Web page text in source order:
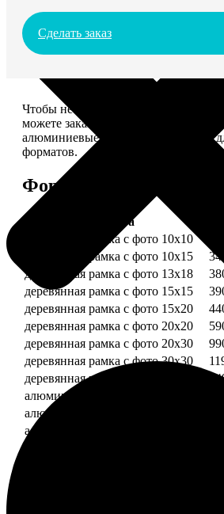
Сделать заказ
Чтобы не тратить время на поиск
можете заказать печать фото сразу
алюминиевые и деревянные рамки
форматов.
Форматы и цены
Услуга
деревянная рамка с фото 10х10
деревянная рамка с фото 10х15
340
деревянная рамка с фото 13х18
деревянная рамка с фото 15х15
деревянная рамка с фото 15х20
деревянная рамка с фото 20х20
деревянная рамка с фото 20х30
деревянная рамка с фото 30х30
деревянная рамка с фото 30х40
алюминиевая рамка с фото 10х15
алюминиевая рамка с фото 20х30
алюминиевая рамка с фото 30х40